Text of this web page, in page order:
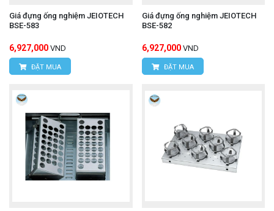
Giá đựng ống nghiệm JEIOTECH
BSE-583
6,927,000 VND
ĐẶT MUA
Giá đựng ống nghiệm JEIOTECH
BSE-582
6,927,000 VND
ĐẶT MUA